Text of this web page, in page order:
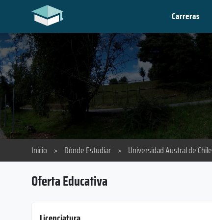
Carreras
Inicio > Dónde Estudiar > Universidad Austral de Chile
Oferta Educativa